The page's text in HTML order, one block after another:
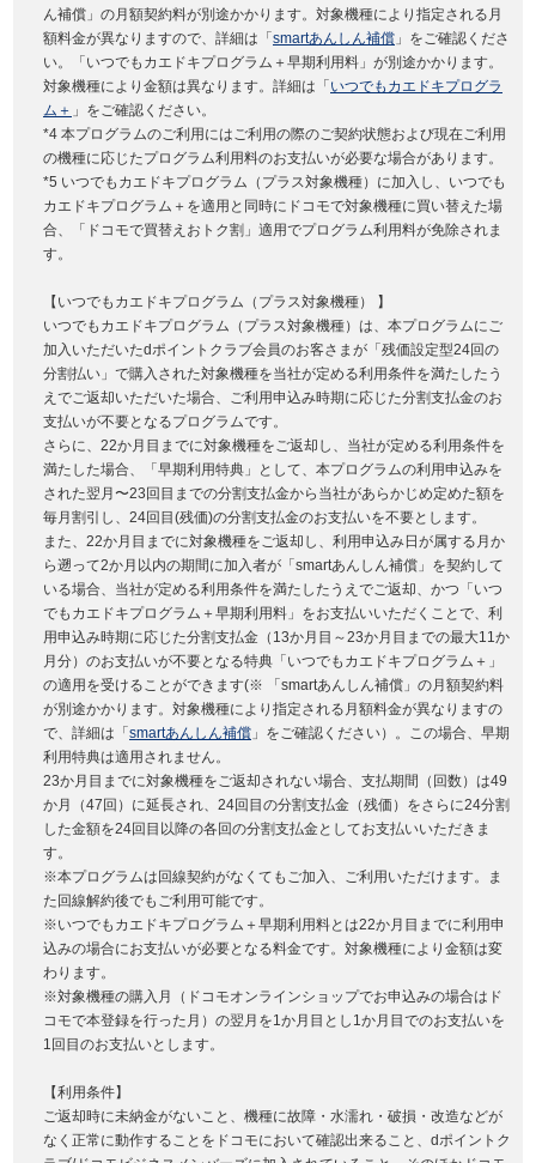
ん補償」の月額契約料が別途かかります。対象機種により指定される月
額料金が異なりますので、詳細は「smartあんしん補償 」をご確認くださ
い。「いつでもカエドキプログラム＋早期利用料」が別途かかります。
対象機種により金額は異なります。詳細は「いつでもカエドキプログラ
ム＋ 」をご確認ください。
*4 本プログラムのご利用にはご利用の際のご契約状態および現在ご利用
の機種に応じたプログラム利用料のお支払いが必要な場合があります。
*5 いつでもカエドキプログラム（プラス対象機種）に加入し、いつでも
カエドキプログラム＋を適用と同時にドコモで対象機種に買い替えた場
合、「ドコモで買替えおトク割」適用でプログラム利用料が免除されま
す。
【いつでもカエドキプログラム（プラス対象機種） 】
いつでもカエドキプログラム（プラス対象機種）は、本プログラムにご
加入いただいたdポイントクラブ会員のお客さまが「残価設定型24回の
分割払い」で購入された対象機種を当社が定める利用条件を満たしたう
えでご返却いただいた場合、ご利用申込み時期に応じた分割支払金のお
支払いが不要となるプログラムです。
さらに、22か月目までに対象機種をご返却し、当社が定める利用条件を
満たした場合、「早期利用特典」として、本プログラムの利用申込みを
された翌月〜23回目までの分割支払金から当社があらかじめ定めた額を
毎月割引し、24回目(残価)の分割支払金のお支払いを不要とします。
また、22か月目までに対象機種をご返却し、利用申込み日が属する月か
ら遡って2か月以内の期間に加入者が「smartあんしん補償」を契約して
いる場合、当社が定める利用条件を満たしたうえでご返却、かつ「いつ
でもカエドキプログラム＋早期利用料」をお支払いいただくことで、利
用申込み時期に応じた分割支払金（13か月目～23か月目までの最大11か
月分）のお支払いが不要となる特典「いつでもカエドキプログラム＋」
の適用を受けることができます(※ 「smartあんしん補償」の月額契約料
が別途かかります。対象機種により指定される月額料金が異なりますの
で、詳細は「smartあんしん補償 」をご確認ください）。この場合、早期
利用特典は適用されません。
23か月目までに対象機種をご返却されない場合、支払期間（回数）は49
か月（47回）に延長され、24回目の分割支払金（残価）をさらに24分割
した金額を24回目以降の各回の分割支払金としてお支払いいただきま
す。
※本プログラムは回線契約がなくてもご加入、ご利用いただけます。ま
た回線解約後でもご利用可能です。
※いつでもカエドキプログラム＋早期利用料とは22か月目までに利用申
込みの場合にお支払いが必要となる料金です。対象機種により金額は変
わります。
※対象機種の購入月（ドコモオンラインショップでお申込みの場合はド
コモで本登録を行った月）の翌月を1か月目とし1か月目でのお支払いを
1回目のお支払いとします。
【利用条件】
ご返却時に未納金がないこと、機種に故障・水濡れ・破損・改造などが
なく正常に動作することをドコモにおいて確認出来ること、dポイントク